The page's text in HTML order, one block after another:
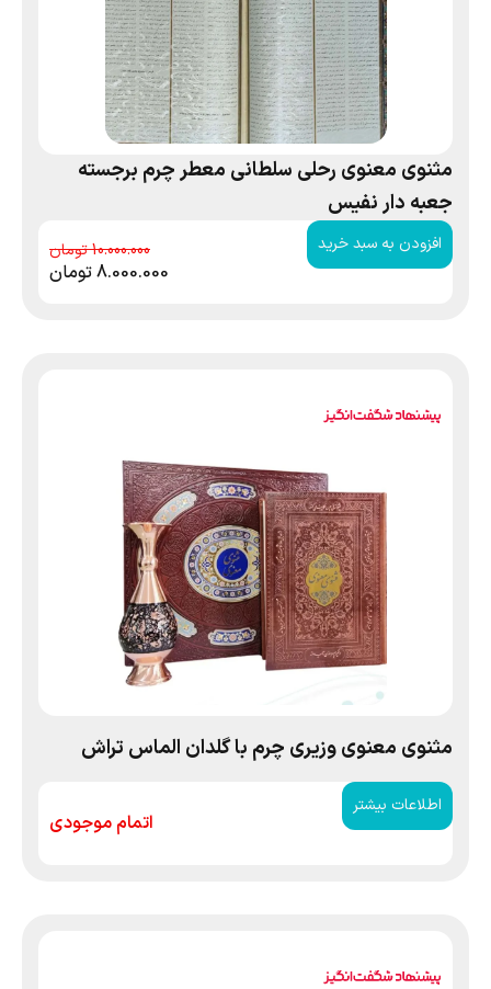
مثنوی معنوی رحلی سلطانی معطر چرم برجسته
جعبه دار نفیس
افزودن به سبد خرید 10.000.000
8.000.000تومان
مثنوی معنوی وزیری چرم با گلدان الماس تراش
اطلاعات بیشتر
اتمام موجودی